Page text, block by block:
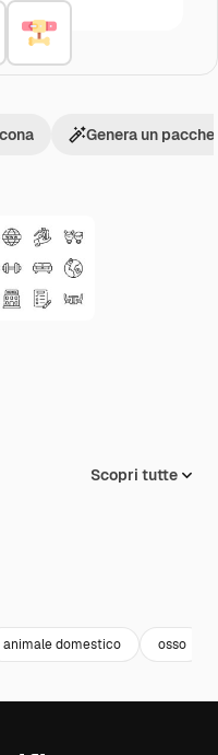
Genera un
Scopri tutte
animale domestico osso